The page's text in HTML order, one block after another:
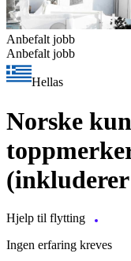
Anbefalt jobb
Anbefalt jobb
Hellas
Norske
Hjelp til flytting
Ingen erfaring kreves